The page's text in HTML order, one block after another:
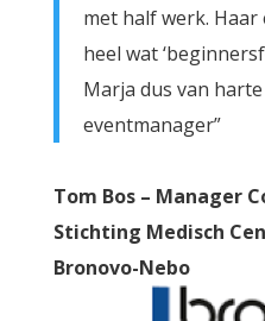
met half werk.
heel wat
Marja dus van
eventmanager”
Tom Bos – Manager
Stichting Medisch
Bronovo-Nebo